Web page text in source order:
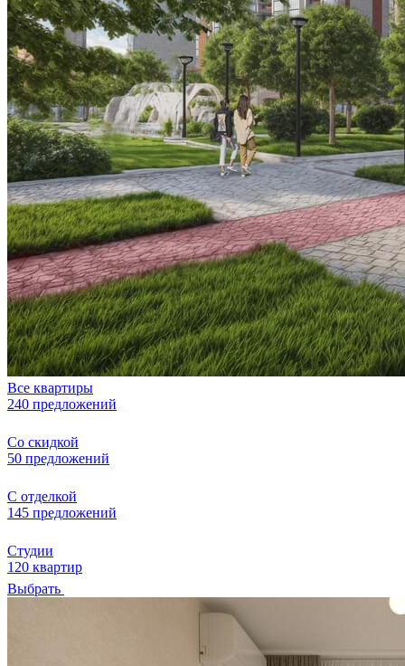
Все квартиры
240 предложений
Со скидкой
50 предложений
С отделкой
145 предложений
Студии
120 квартир
Выбрать